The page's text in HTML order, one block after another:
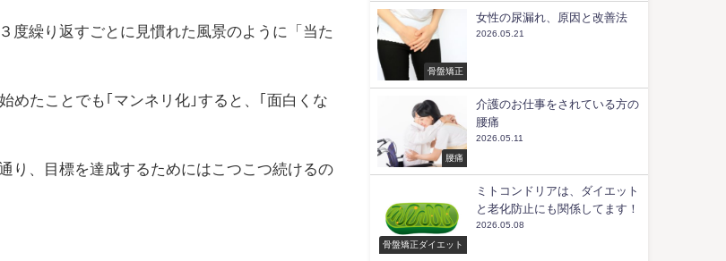
度繰り返すごとに見慣れた風景のように「当た
めたことでも｢マンネリ化｣すると、｢面白くな
り、目標を達成するためにはこつこつ続けるの
骨盤矯正
女性の尿漏れ、原因と改善法
2026.05.21
腰痛
介護のお仕事をされている方の
腰痛
2026.05.11
骨盤矯正ダイエット
ミトコンドリアは、ダイエット
と老化防止にも関係してます！
2026.05.08